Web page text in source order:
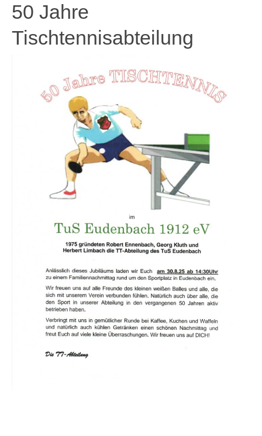
50 Jahre
Tischtennisabteilung